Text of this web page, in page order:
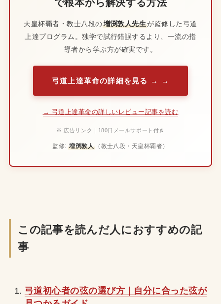
で根本から解決する方法
天皇杯覇者・教士八段の増渕敦人先生が監修した弓道
上達プログラム。独学で試行錯誤するより、一流の指
導者から学ぶ方が確実です。
弓道上達革命の詳細を見る →
→ 弓道上達革命の詳しいレビュー記事を読む
※ 広告リンク｜180日メールサポート付き
監修:増渕敦人 （教士八段・天皇杯覇者）
この記事を読んだ人におすすめの記
事
弓道初心者の弦の選び方｜自分に合った弦が